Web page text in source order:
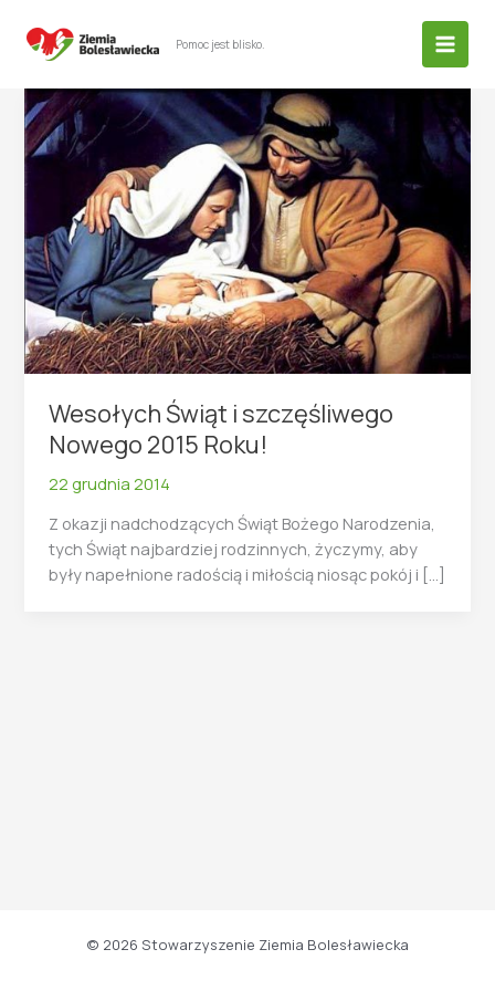
Pomoc jest blisko.
Wesołych Świąt i szczęśliwego
Nowego 2015 Roku!
22 grudnia 2014
Z okazji nadchodzących Świąt Bożego Narodzenia,
tych Świąt najbardziej rodzinnych, życzymy, aby
były napełnione radością i miłością niosąc pokój i […]
© 2026 Stowarzyszenie Ziemia Bolesławiecka